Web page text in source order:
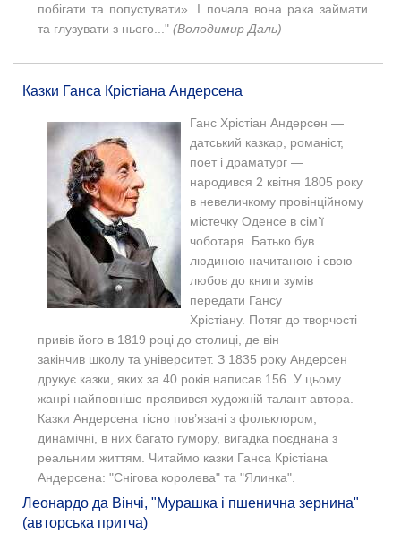
побігати та попустувати». І почала вона рака займати
та глузувати з нього..." (Володимир Даль)
Казки Ганса Крістіана Андерсена
Ганс Хрістіан Андерсен —
датський казкар, романіст,
поет і драматург —
народився 2 квітня 1805 року
в невеличкому провінційному
містечку Оденсе в сім’ї
чоботаря. Батько був
людиною начитаною і свою
любов до книги зумів
передати Гансу
Хрістіану. Потяг до творчості
привів його в 1819 році до столиці, де він
закінчив школу та університет. З 1835 року Андерсен
друкує казки, яких за 40 років написав 156. У цьому
жанрі найповніше проявився художній талант автора.
Казки Андерсена тісно пов’язані з фольклором,
динамічні, в них багато гумору, вигадка поєднана з
реальним життям. Читаймо казки Ганса Крістіана
Андерсена: "Снігова королева" та "Ялинка".
Леонардо да Вінчі, "Мурашка і пшенична зернина"
(авторська притча)